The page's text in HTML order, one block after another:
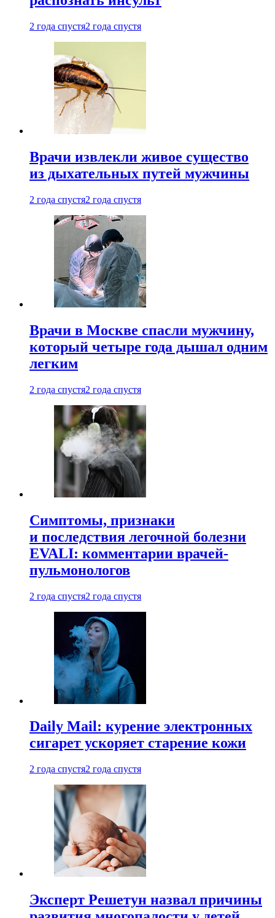
2 года спустя2 года спустя
Врачи извлекли живое существо
из дыхательных путей мужчины
2 года спустя2 года спустя
Врачи в Москве спасли мужчину,
который четыре года дышал одним
легким
2 года спустя2 года спустя
Симптомы, признаки
и последствия легочной болезни
EVALI: комментарии врачей-
пульмонологов
2 года спустя2 года спустя
Daily Mail: курение электронных
сигарет ускоряет старение кожи
2 года спустя2 года спустя
Эксперт Решетун назвал причины